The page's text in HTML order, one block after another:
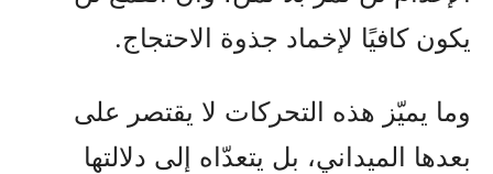
يكون كافيًا لإخماد جذوة الاحتجاج.
وما يميّز هذه التحركات لا يقتصر على
بعدها الميداني، بل يتعدّاه إلى دلالتها